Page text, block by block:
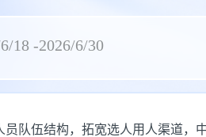
18 -2026/6/30
员队伍结构，拓宽选人用人渠道，